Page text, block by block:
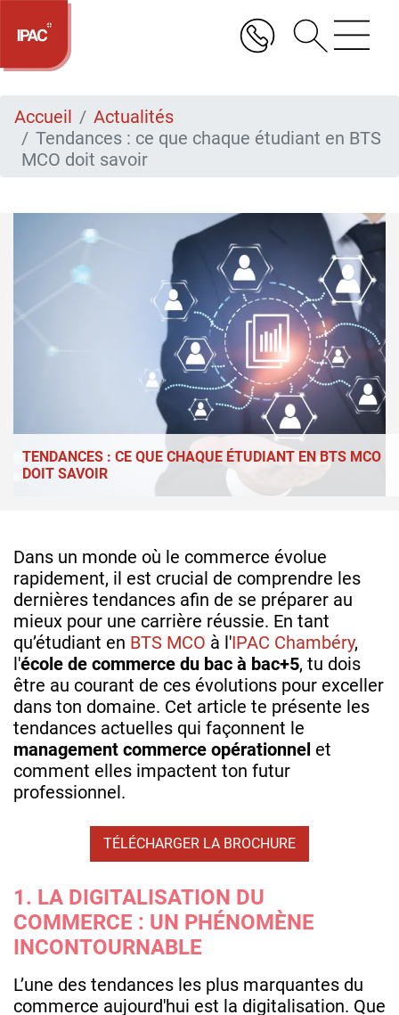
Aller
contenu
Accueil
Actualités
Tendances : ce que chaque étudiant en BTS
MCO doit savoir
TENDANCES : CE QUE CHAQUE ÉTUDIANT EN BTS MCO
DOIT SAVOIR
Dans un monde où le commerce évolue
rapidement, il est crucial de comprendre les
dernières tendances afin de se préparer au
mieux pour une carrière réussie. En tant
qu’étudiant en BTS MCO à l'IPAC Chambéry,
l'école de commerce du bac à bac+5, tu dois
être au courant de ces évolutions pour exceller
dans ton domaine. Cet article te présente les
tendances actuelles qui façonnent le
management commerce opérationnel et
comment elles impactent ton futur
professionnel.
TÉLÉCHARGER LA BROCHURE
1. LA DIGITALISATION DU
COMMERCE : UN PHÉNOMÈNE
INCONTOURNABLE
L’une des tendances les plus marquantes du
commerce aujourd'hui est la digitalisation. Que